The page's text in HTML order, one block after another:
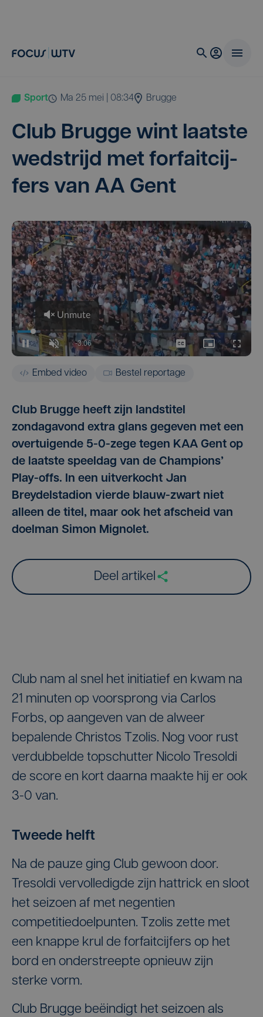
Sport ma 25 mei | 08:34 Brugge
Club Brug­ge wint laat­ste
wed­strijd met for­fait­cij­
fers van AA Gent
Embed video Bestel reportage
Club Brugge heeft zijn landstitel
zondagavond extra glans gegeven met een
overtuigende 5-0-zege tegen KAA Gent op
de laatste speeldag van de Champions’
Play-offs. In een uitverkocht Jan
Breydelstadion vierde blauw-zwart niet
alleen de titel, maar ook het afscheid van
doelman Simon Mignolet.
Deel artikel
Club nam al snel het initiatief en kwam na
21 minuten op voorsprong via Carlos
Forbs, op aangeven van de alweer
bepalende Christos Tzolis. Nog voor rust
verdubbelde topschutter Nicolo Tresoldi
de score en kort daarna maakte hij er ook
3-0 van.
Tweede helft
Na de pauze ging Club gewoon door.
Tresoldi vervolledigde zijn hattrick en sloot
het seizoen af met negentien
competitiedoelpunten. Tzolis zette met
een knappe krul de forfaitcijfers op het
bord en onderstreepte opnieuw zijn
sterke vorm.
Club Brugge beëindigt het seizoen als